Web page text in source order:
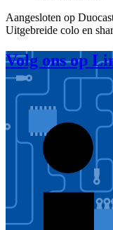
Aangesloten op
Uitgebreide colo en
Volg ons op